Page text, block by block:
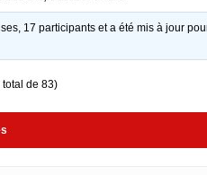
17 participants et a été mis à jour
de 83)